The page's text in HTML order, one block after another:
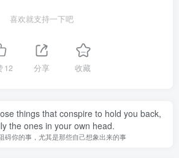
喜欢就支持一下吧
12 分享 收藏
things that conspire to hold you back,
the ones in your own head.
碍你的事，尤其是那些自己想象出来的事